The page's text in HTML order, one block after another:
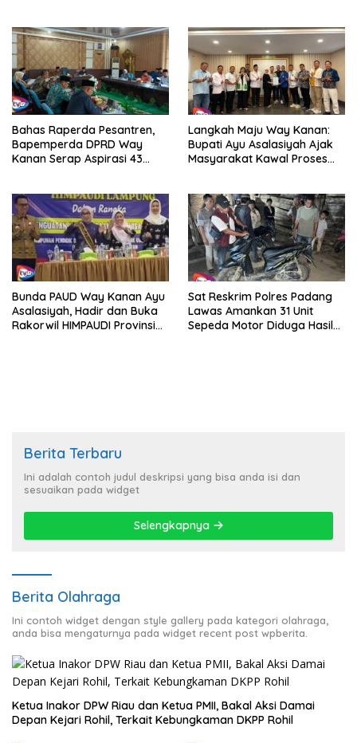
Bahas Raperda Pesantren,
Bapemperda DPRD Way
Kanan Serap Aspirasi 43
Langkah Maju Way Kanan:
Bupati Ayu Asalasiyah Ajak
Masyarakat Kawal Proses
Bunda PAUD Way Kanan Ayu
Asalasiyah, Hadir dan Buka
Rakorwil HIMPAUDI Provinsi
Sat Reskrim Polres Padang
Lawas Amankan 31 Unit
Sepeda Motor Diduga Hasil
Berita Terbaru
Ini adalah contoh judul deskripsi yang bisa anda isi dan
sesuaikan pada widget
Selengkapnya
Berita Olahraga
Ini contoh widget dengan style gallery pada kategori olahraga,
anda bisa mengaturnya pada widget recent post wpberita.
Ketua Inakor DPW Riau dan Ketua PMII, Bakal Aksi Damai
Depan Kejari Rohil, Terkait Kebungkaman DKPP Rohil